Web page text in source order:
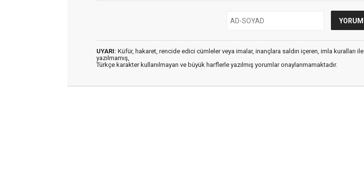
UYARI: Küfür, hakaret, rencide edici cümleler veya imalar, inançlara saldırı içeren, imla kuralları ile
yazılmamış,
Türkçe karakter kullanılmayan ve büyük harflerle yazılmış yorumlar onaylanmamaktadır.